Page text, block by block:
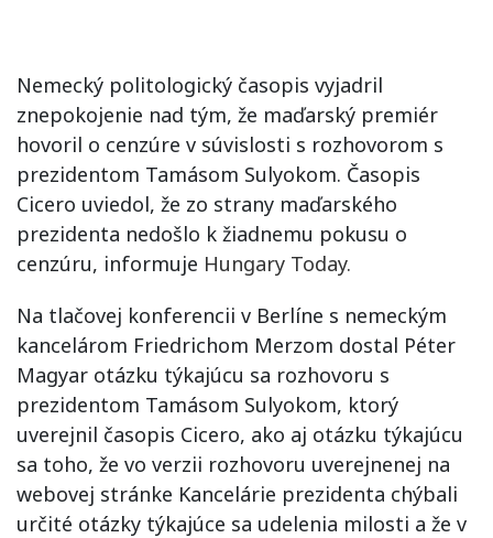
Nemecký politologický časopis vyjadril
znepokojenie nad tým, že maďarský premiér
hovoril o cenzúre v súvislosti s rozhovorom s
prezidentom Tamásom Sulyokom. Časopis
Cicero uviedol, že zo strany maďarského
prezidenta nedošlo k žiadnemu pokusu o
cenzúru, informuje Hungary Today.
Na tlačovej konferencii v Berlíne s nemeckým
kancelárom Friedrichom Merzom dostal Péter
Magyar otázku týkajúcu sa rozhovoru s
prezidentom Tamásom Sulyokom, ktorý
uverejnil časopis Cicero, ako aj otázku týkajúcu
sa toho, že vo verzii rozhovoru uverejnenej na
webovej stránke Kancelárie prezidenta chýbali
určité otázky týkajúce sa udelenia milosti a že v